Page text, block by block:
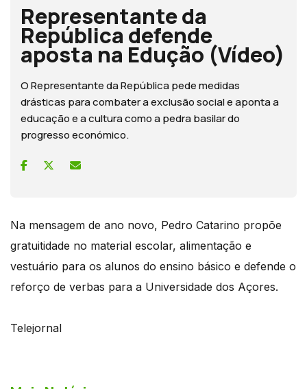
Representante da
República defende
aposta na Edução (Vídeo)
O Representante da República pede medidas
drásticas para combater a exclusão social e aponta a
educação e a cultura como a pedra basilar do
progresso económico.
Na mensagem de ano novo, Pedro Catarino propõe
gratuitidade no material escolar, alimentação e
vestuário para os alunos do ensino básico e defende o
reforço de verbas para a Universidade dos Açores.
Telejornal